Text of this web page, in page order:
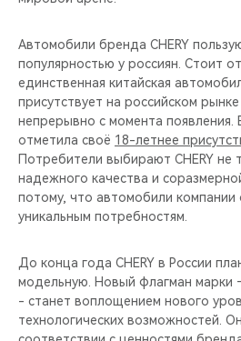
Автомобили бренда CHERY
популярностью у россиян. Стоит
единственная китайская
присутствует на российском
непрерывно с момента появления.
отметила своё 18-летнее
Потребители выбирают CHERY не
надежного качества и
потому, что автомобили компании
уникальным потребностям.
До конца года CHERY в России
модельную. Новый флагман марки
- станет воплощением нового
технологических возможностей.